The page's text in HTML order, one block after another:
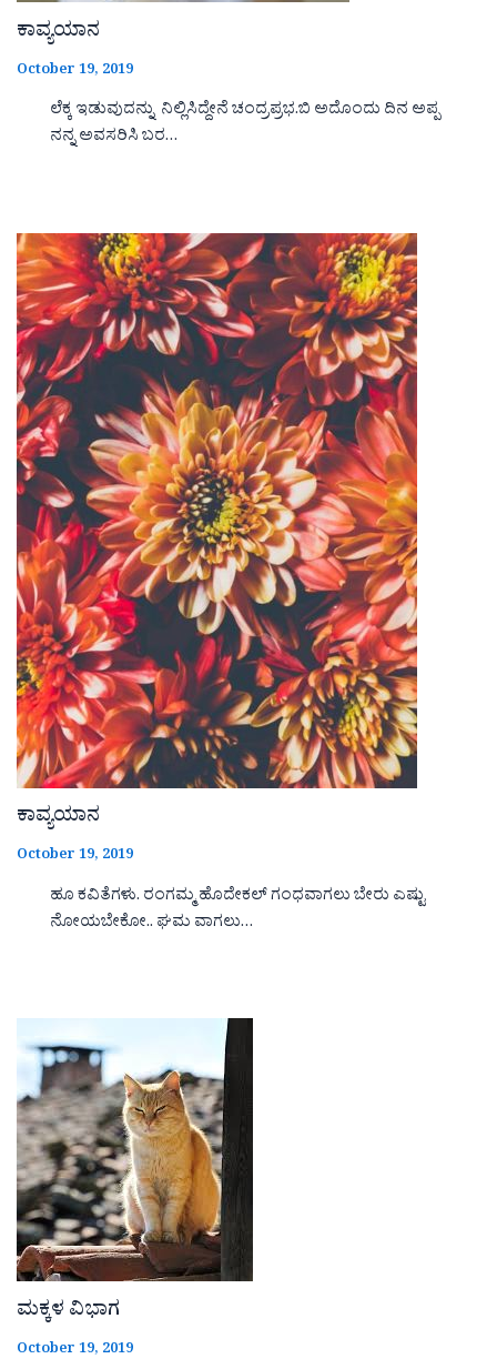
ಕಾವ್ಯಯಾನ
October 19, 2019
ಲೆಕ್ಕ ಇಡುವುದನ್ನು ನಿಲ್ಲಿಸಿದ್ದೇನೆ ಚಂದ್ರಪ್ರಭ.ಬಿ ಅದೊಂದು ದಿನ ಅಪ್ಪ
ನನ್ನ ಅವಸರಿಸಿ ಬರ…
ಕಾವ್ಯಯಾನ
October 19, 2019
ಹೂ ಕವಿತೆಗಳು. ರಂಗಮ್ಮ ಹೊದೇಕಲ್ ಗಂಧವಾಗಲು ಬೇರು ಎಷ್ಟು
ನೋಯಬೇಕೋ.. ಘಮ ವಾಗಲು…
ಮಕ್ಕಳ ವಿಭಾಗ
October 19, 2019